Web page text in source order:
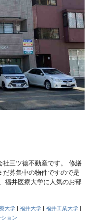
三ツ徳不動産です。 修繕
募集中の物件ですので是
福井医療大学に人気のお部
大学 |福井大学 |福井工業大学 |
ョン